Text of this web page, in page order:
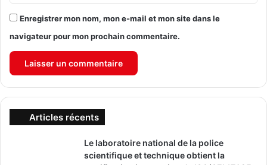
Enregistrer mon nom, mon e-mail et mon site dans le
navigateur pour mon prochain commentaire.
Articles récents
Le laboratoire national de la police
scientifique et technique obtient la